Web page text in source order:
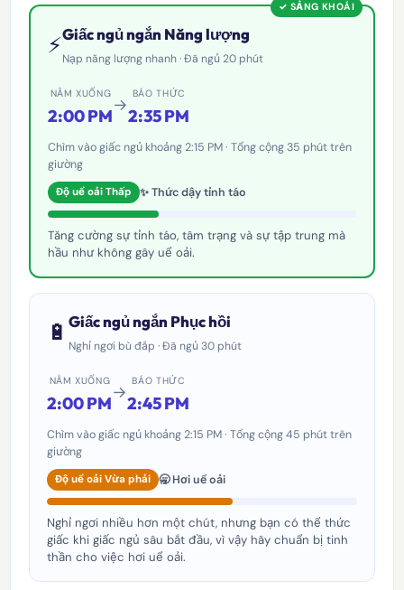
✓ SẢNG KHOÁI
⚡Giấc ngủ ngắn Năng lượng
Nạp năng lượng nhanh · Đã ngủ 20 phút
NẰM XUỐNG
2:00 PM
→
BÁO THỨC
2:35 PM
Chìm vào giấc ngủ khoảng 2:15 PM · Tổng cộng 35 phút trên
giường
Độ uể oải Thấp ✨ Thức dậy tỉnh táo
Tăng cường sự tỉnh táo, tâm trạng và sự tập trung mà
hầu như không gây uể oải.
🔋Giấc ngủ ngắn Phục hồi
Nghỉ ngơi bù đắp · Đã ngủ 30 phút
NẰM XUỐNG
2:00 PM
→
BÁO THỨC
2:45 PM
Chìm vào giấc ngủ khoảng 2:15 PM · Tổng cộng 45 phút trên
giường
Độ uể oải Vừa phải 🥱 Hơi uể oải
Nghỉ ngơi nhiều hơn một chút, nhưng bạn có thể thức
giấc khi giấc ngủ sâu bắt đầu, vì vậy hãy chuẩn bị tinh
thần cho việc hơi uể oải.